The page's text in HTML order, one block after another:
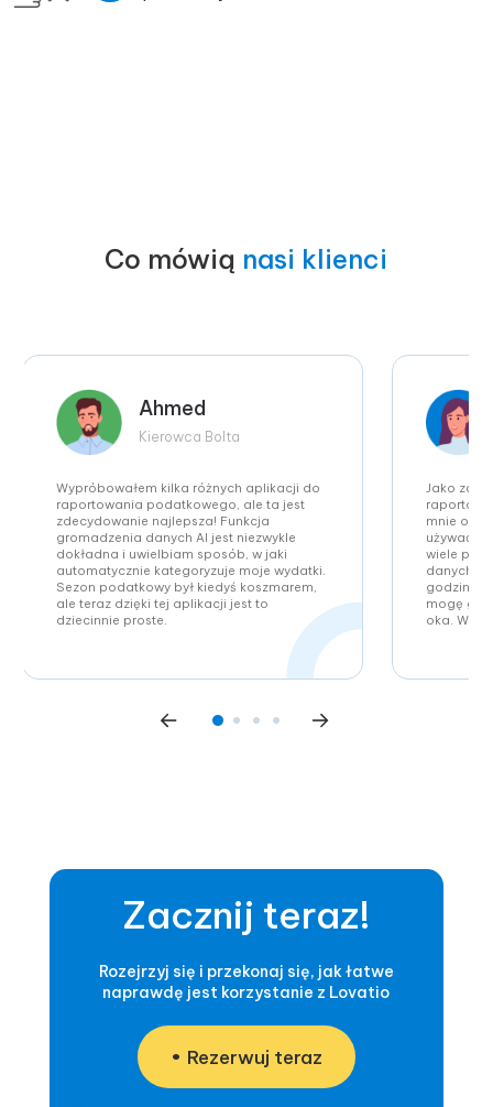
Co mówią nasi klienci
Ahmed
Kierowca Bolta
Wypróbowałem kilka różnych aplikacji do
raportowania podatkowego, ale ta jest
zdecydowanie najlepsza! Funkcja
gromadzenia danych AI jest niezwykle
dokładna i uwielbiam sposób, w jaki
automatycznie kategoryzuje moje wydatki.
Sezon podatkowy był kiedyś koszmarem,
ale teraz dzięki tej aplikacji jest to
dziecinnie proste.
Jako
mnie o
używać
wiele
danych
godziny
mogę
oka.
Zacznij teraz!
Rozejrzyj się i przekonaj się, jak łatwe
naprawdę jest korzystanie z Lovatio
Rezerwuj teraz